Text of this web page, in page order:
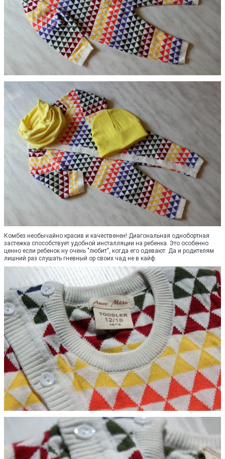
Комбез необычайно красив и качественен! Диагональная однобортная
застежка способствует удобной инсталляции на ребенка. Это особенно
ценно если ребенок ну очень "любит", когда его одевают. Да и родителям
лишний раз слушать гневный ор своих чад не в кайф.